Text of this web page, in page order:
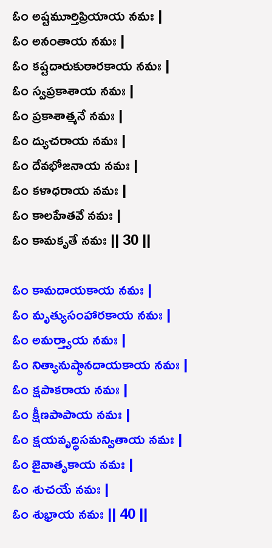
ఓం అష్టమూర్తిప్రియాయ నమః |
ఓం అనంతాయ నమః |
ఓం కష్టదారుకుఠారకాయ నమః |
ఓం స్వప్రకాశాయ నమః |
ఓం ప్రకాశాత్మనే నమః |
ఓం ద్యుచరాయ నమః |
ఓం దేవభోజనాయ నమః |
ఓం కళాధరాయ నమః |
ఓం కాలహేతవే నమః |
ఓం కామకృతే నమః || 30 ||
ఓం కామదాయకాయ నమః |
ఓం మృత్యుసంహారకాయ నమః |
ఓం అమర్త్యాయ నమః |
ఓం నిత్యానుష్ఠానదాయకాయ నమః |
ఓం క్షపాకరాయ నమః |
ఓం క్షీణపాపాయ నమః |
ఓం క్షయవృద్ధిసమన్వితాయ నమః |
ఓం జైవాతృకాయ నమః |
ఓం శుచయే నమః |
ఓం శుభ్రాయ నమః || 40 ||